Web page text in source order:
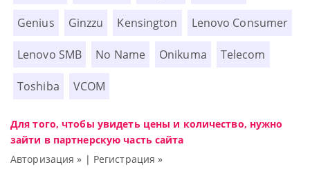
Genius Ginzzu Kensington Lenovo Consumer
Lenovo SMB No Name Onikuma Telecom
Toshiba VCOM
Для того, чтобы увидеть цены и количество, нужно
зайти в партнерскую часть сайта
Авторизация » | Регистрация »